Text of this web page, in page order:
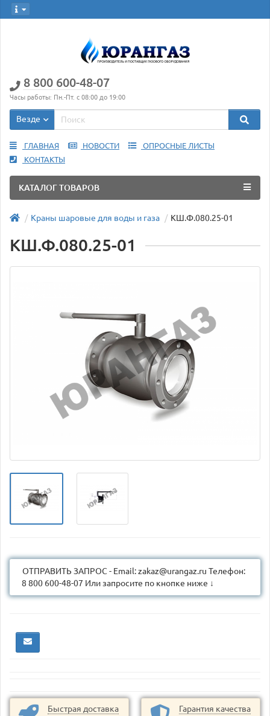
8 800 600-48-07
Часы работы: Пн.-Пт. с 08:00 до 19:00
Везде
ГЛАВНАЯ НОВОСТИ
ОПРОСНЫЕ ЛИСТЫ
КОНТАКТЫ
КАТАЛОГ ТОВАРОВ
Краны шаровые для воды и газа КШ.Ф.080.25-01
КШ.Ф.080.25-01
ОТПРАВИТЬ ЗАПРОС - Email: zakaz@urangaz.ru Телефон:
8 800 600-48-07 Или запросите по кнопке ниже ↓
Быстрая доставка Гарантия качества